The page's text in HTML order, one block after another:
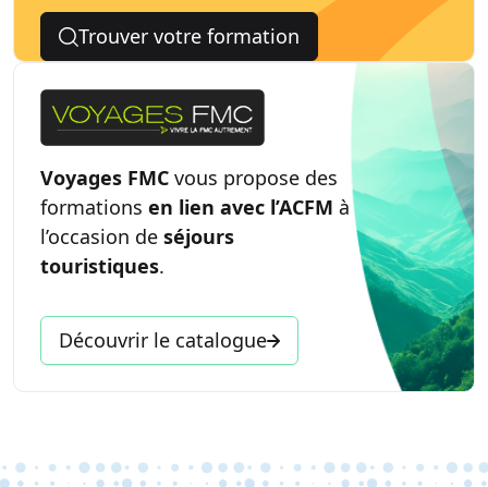
Trouver votre formation
Voyages FMC vous propose des
formations en lien avec l’ACFM à
l’occasion de séjours
touristiques.
Découvrir le catalogue